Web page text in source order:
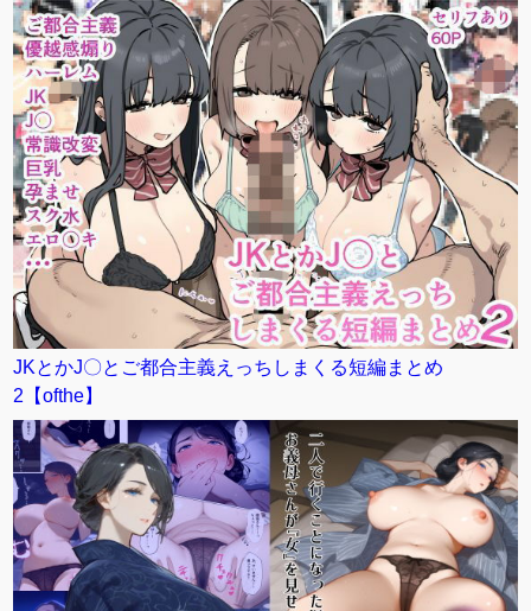
JKとかJ〇とご都合主義えっちしまくる短編まとめ
2【ofthe】